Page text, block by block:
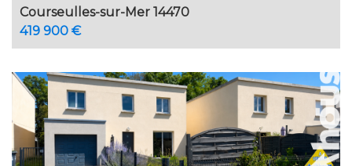
Courseulles-sur-Mer 14470
419 900 €